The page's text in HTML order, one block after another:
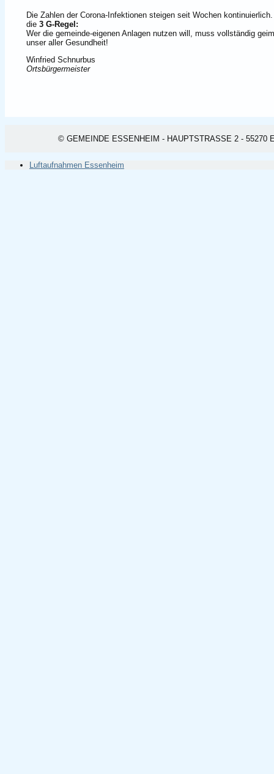
Die Zahlen der Corona-Infektionen steigen seit Wochen
die 3 G-Regel:
Wer die gemeinde-eigenen Anlagen nutzen will, muss vollständig
unser aller Gesundheit!
Winfried Schnurbus
Ortsbürgermeister
© GEMEINDE ESSENHEIM - HAUPTSTRASSE 2 - 55270
Luftaufnahmen Essenheim